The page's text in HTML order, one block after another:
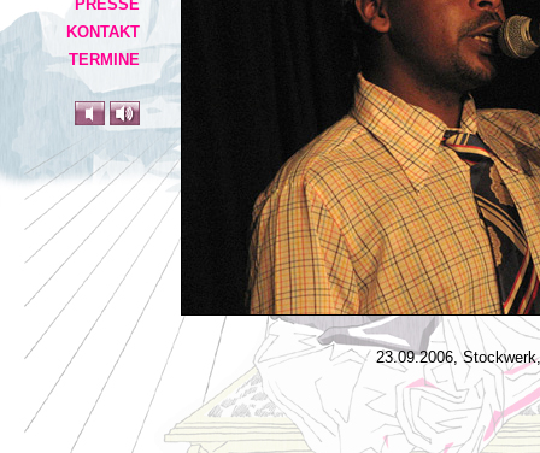
PRESSE
KONTAKT
TERMINE
23.09.2006,